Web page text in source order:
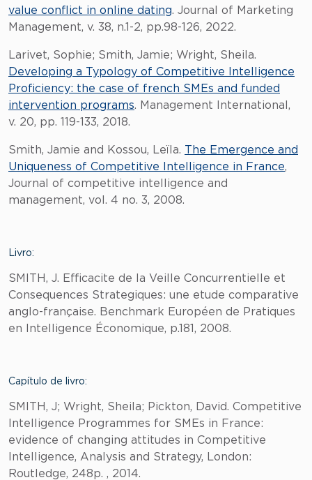
value conflict in online dating. Journal of Marketing
Management, v. 38, n.1-2, pp.98-126, 2022.
Larivet, Sophie; Smith, Jamie; Wright, Sheila.
Developing a Typology of Competitive Intelligence
Proficiency: the case of french SMEs and funded
intervention programs. Management International,
v. 20, pp. 119-133, 2018.
Smith, Jamie and Kossou, Leïla. The Emergence and
Uniqueness of Competitive Intelligence in France,
Journal of competitive intelligence and
management, vol. 4 no. 3, 2008.
Livro:
SMITH, J. Efficacite de la Veille Concurrentielle et
Consequences Strategiques: une etude comparative
anglo-française. Benchmark Européen de Pratiques
en Intelligence Économique, p.181, 2008.
Capítulo de livro:
SMITH, J; Wright, Sheila; Pickton, David. Competitive
Intelligence Programmes for SMEs in France:
evidence of changing attitudes in Competitive
Intelligence, Analysis and Strategy, London:
Routledge, 248p. , 2014.